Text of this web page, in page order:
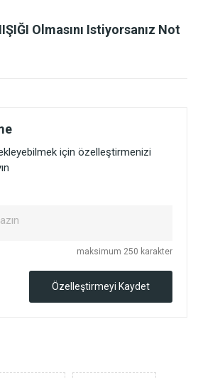
Olmasını Istiyorsanız Not
için özelleştirmenizi
maksimum 250 karakter
Özelleştirmeyi Kaydet